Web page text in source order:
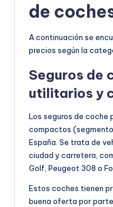
de
A continuación se
precios según la
Seguros de
utilitarios y
Los seguros de
compactos (segmento
España. Se trata de
ciudad y carretera,
Golf, Peugeot 308 o
Estos coches tienen
buena oferta por